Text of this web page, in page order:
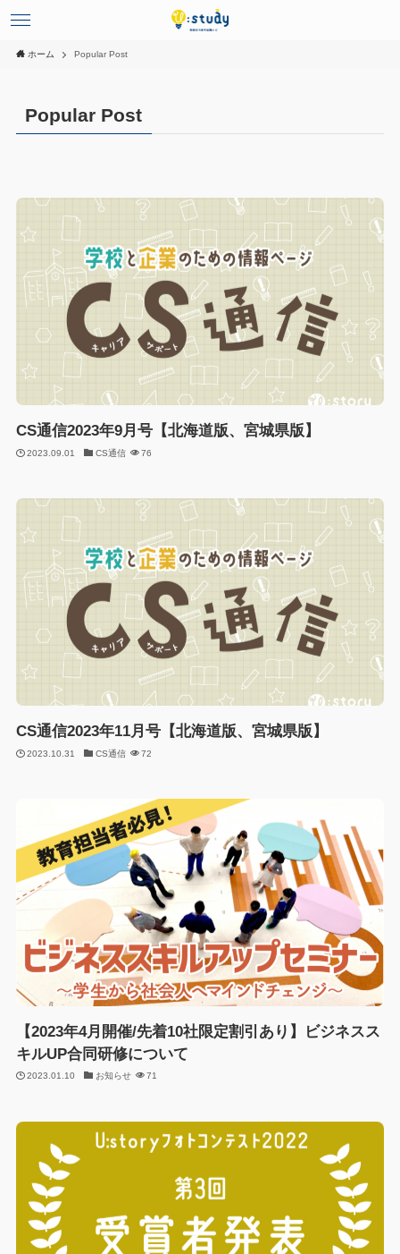
ホーム Popular Post
Popular Post
CS通信2023年9月号【北海道版、宮城県版】
2023.09.01 CS通信 76
CS通信2023年11月号【北海道版、宮城県版】
2023.10.31 CS通信 72
【2023年4月開催/先着10社限定割引あり】ビジネスス
キルUP合同研修について
2023.01.10 お知らせ 71